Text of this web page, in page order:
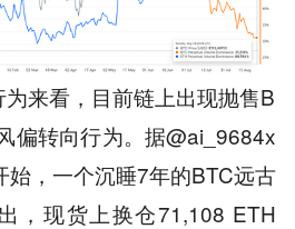
来看，目前链上出现抛售B
偏转向行为。据@ai_9684x
，一个沉睡7年的BTC远古
，现货上换仓71,108 ETH